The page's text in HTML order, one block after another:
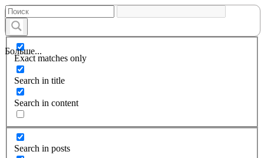
Больше...
Exact matches only
Search in title
Search in content
Search in posts